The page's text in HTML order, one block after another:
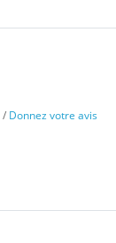
/ Donnez votre avis